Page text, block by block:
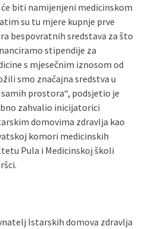
biti namijenjeni medicinskom
su tu mjere kupnje prve
bespovratnih sredstava za što
stipendije za
s mjesečnim iznosom od
smo značajna sredstva u
prostora“, podsjetio je
zahvalio inicijatorici
domovima zdravlja kao
komori medicinskih
Pula i Medicinskoj školi
Istarskih domova zdravlja